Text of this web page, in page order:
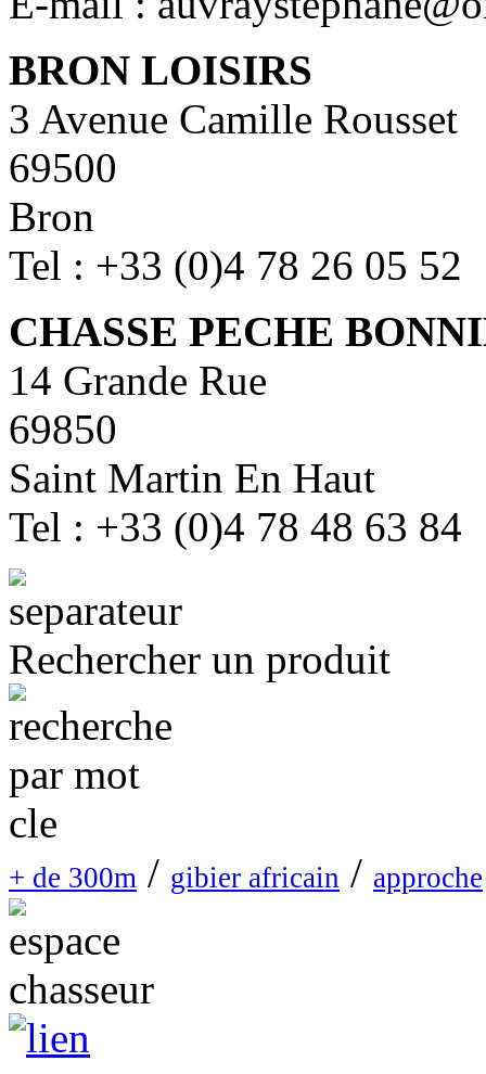
BRON LOISIRS
3 Avenue Camille Rousset
69500
Bron
Tel : +33 (0)4 78 26 05 52
CHASSE PECHE
14 Grande Rue
69850
Saint Martin En Haut
Tel : +33 (0)4 78 48 63 84
Rechercher un produit
+ de 300m / gibier africain / approche